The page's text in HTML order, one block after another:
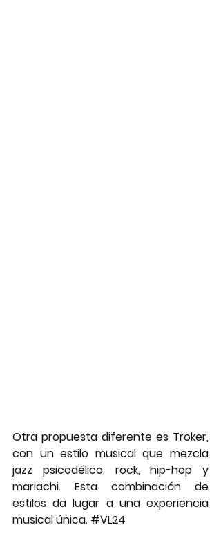
Otra propuesta diferente es Troker,
con un estilo musical que mezcla
jazz psicodélico, rock, hip-hop y
mariachi. Esta combinación de
estilos da lugar a una experiencia
musical única. #VL24